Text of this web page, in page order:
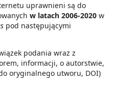
uprawnieni są do
w latach 2006-2020 w
pod następującymi
podania wraz z
informacji, o autorstwie,
oryginalnego utworu, DOI)